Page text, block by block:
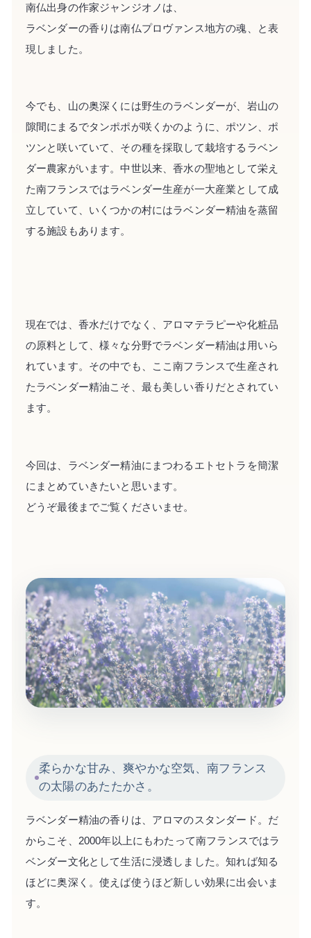
南仏出身の作家ジャンジオノは、
ラベンダーの香りは南仏プロヴァンス地方の魂、と表
現しました。
今でも、山の奥深くには野生のラベンダーが、岩山の
隙間にまるでタンポポが咲くかのように、ポツン、ポ
ツンと咲いていて、その種を採取して栽培するラベン
ダー農家がいます。中世以来、香水の聖地として栄え
た南フランスではラベンダー生産が一大産業として成
立していて、いくつかの村にはラベンダー精油を蒸留
する施設もあります。
現在では、香水だけでなく、アロマテラピーや化粧品
の原料として、様々な分野でラベンダー精油は用いら
れています。その中でも、ここ南フランスで生産され
たラベンダー精油こそ、最も美しい香りだとされてい
ます。
今回は、ラベンダー精油にまつわるエトセトラを簡潔
にまとめていきたいと思います。
どうぞ最後までご覧くださいませ。
柔らかな甘み、爽やかな空気、南フランス
の太陽のあたたかさ。
ラベンダー精油の香りは、アロマのスタンダード。だ
からこそ、2000年以上にもわたって南フランスではラ
ベンダー文化として生活に浸透しました。知れば知る
ほどに奥深く。使えば使うほど新しい効果に出会いま
す。